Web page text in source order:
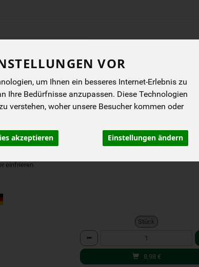
VOR
um Ihnen ein besseres Internet-Erlebnis zu
Ihre Bedürfnisse anzupassen. Diese Technologien
verstehen, woher unsere Besucher kommen oder
akzeptieren Einstellungen ändern
WULKSFELDE CA.
einfrieren.
Stück
Anzahl
8,98 €